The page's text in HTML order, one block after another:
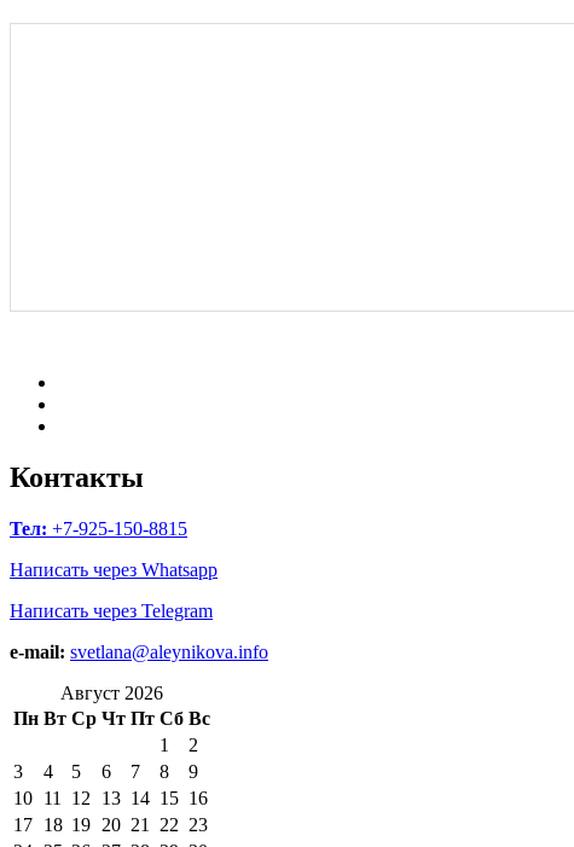
психологов
Контакты
Тел: +7-925-150-8815
Написать через Whatsapp
Написать через Telegram
e-mail: svetlana@aleynikova.info
Август 2026
Пн Вт Ср Чт Пт Сб Вс
1
2
3
4 5 6 7 8
9
10 11 12 13 14 15 16
17 18 19 20 21 22 23